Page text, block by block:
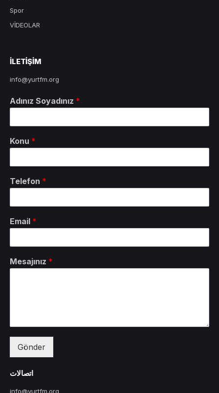
Spor
VİDEOLAR
ILETIŞIM
info@yurtfm.org
Adınız Soyadınız *
Konu *
Telefon *
Email *
Mesajınız *
Gönder
اتصالات
info@yurtfm.org